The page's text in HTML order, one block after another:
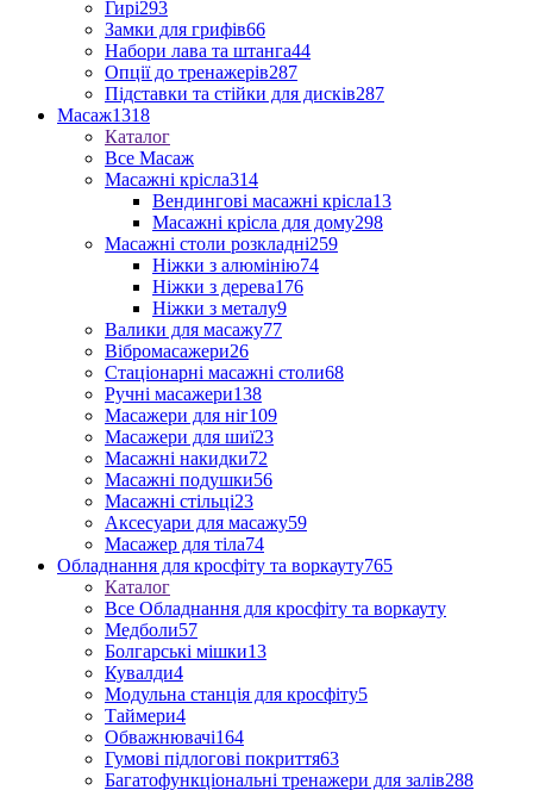
Гирі293
Замки для грифів66
Набори лава та штанга44
Опції до тренажерів287
Підставки та стійки для дисків287
Масаж1318
Каталог
Все Масаж
Масажні крісла314
Вендингові масажні крісла13
Масажні крісла для дому298
Масажні столи розкладні259
Ніжки з алюмінію74
Ніжки з дерева176
Ніжки з металу9
Валики для масажу77
Вібромасажери26
Стаціонарні масажні столи68
Ручні масажери138
Масажери для ніг109
Масажери для шиї23
Масажні накидки72
Масажні подушки56
Масажні стільці23
Аксесуари для масажу59
Масажер для тіла74
Обладнання для кросфіту та воркауту765
Каталог
Все Обладнання для кросфіту та воркауту
Медболи57
Болгарські мішки13
Кувалди4
Модульна станція для кросфіту5
Таймери4
Обважнювачі164
Гумові підлогові покриття63
Багатофункціональні тренажери для залів288